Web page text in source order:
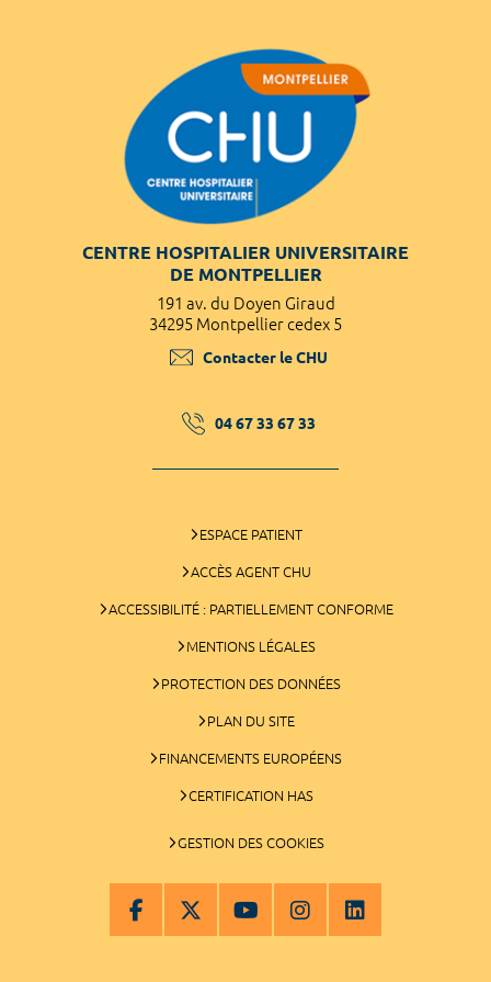
CENTRE HOSPITALIER UNIVERSITAIRE
DE MONTPELLIER
191 av. du Doyen Giraud
34295 Montpellier cedex 5
Contacter le CHU
04 67 33 67 33
ESPACE PATIENT
ACCÈS AGENT CHU
ACCESSIBILITÉ : PARTIELLEMENT CONFORME
MENTIONS LÉGALES
PROTECTION DES DONNÉES
PLAN DU SITE
FINANCEMENTS EUROPÉENS
CERTIFICATION HAS
GESTION DES COOKIES